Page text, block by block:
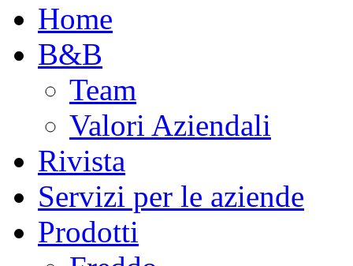
Home
B&B
Team
Valori Aziendali
Rivista
Servizi per le aziende
Prodotti